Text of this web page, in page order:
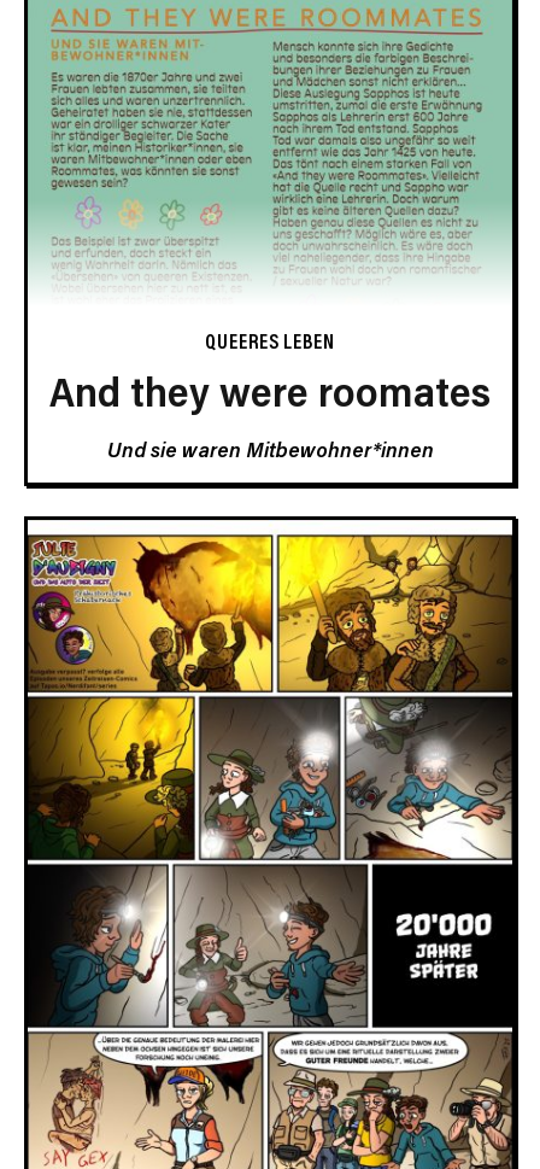
QUEERES LEBEN
And they were roomates
Und sie waren Mitbewohner*innen